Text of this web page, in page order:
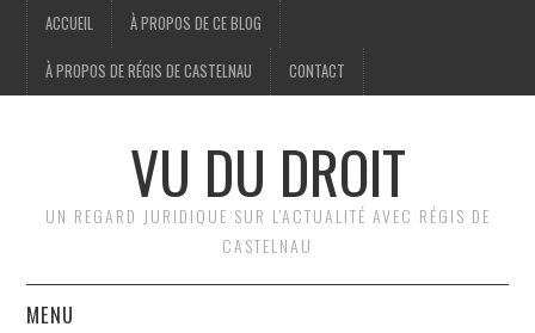
ACCUEIL À PROPOS DE CE BLOG
À PROPOS DE RÉGIS DE CASTELNAU CONTACT
VU DU DROIT
UN REGARD JURIDIQUE SUR L'ACTUALITÉ AVEC RÉGIS DE
CASTELNAU
MENU